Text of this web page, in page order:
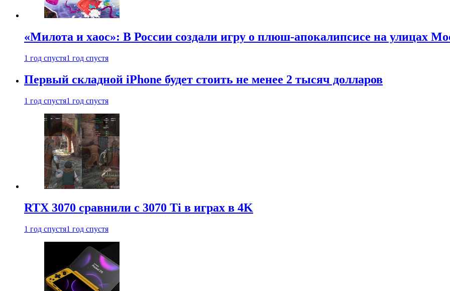
«Милота и хаос»: В России создали игру о плюш-апокалипсисе на улицах
1 год спустя1 год спустя
Первый складной iPhone будет стоить не менее 2 тысяч долларов
1 год спустя1 год спустя
RTX 3070 сравнили с 3070 Ti в играх в 4K
1 год спустя1 год спустя